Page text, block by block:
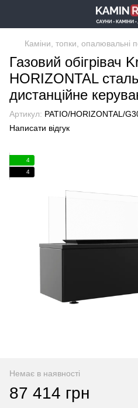
Каміни, топки, опалювальні
Газовий обігрівач
HORIZONTAL
дистанційне
Артикул: PATIO/HORIZONTAL/
Написати відгук
4
4
Немає в наявності
87 414 грн